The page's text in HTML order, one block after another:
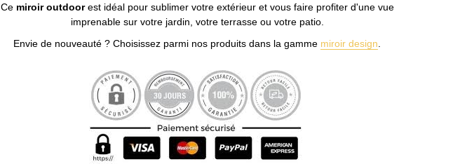
Cemiroir outdoorest idéal pour sublimer votre extérieur et vous faire profiter d'une vue
imprenable sur votre jardin, votre terrasse ou votre patio.
Envie de nouveauté ? Choisissez parmi nos produits dans la gamme miroir design